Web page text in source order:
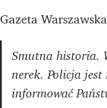
Gazeta
Smutna historia.
nerek. Policja
informować